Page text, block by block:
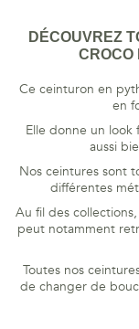
DÉCOUVREZ
CROCO
Ce ceinturon en
en
Elle donne un look
aussi
Nos ceintures sont
différentes
Au fil des
peut notamment
Toutes nos
de changer de